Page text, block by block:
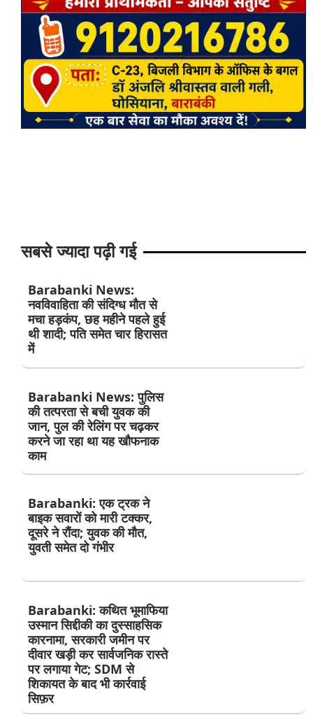
सबसे ज्यादा पढ़ी गई
Barabanki News:
नवविवाहिता की संदिग्ध मौत से
मचा हड़कंप, छह महीने पहले हुई
थी शादी; पति समेत चार हिरासत
में
Barabanki News: पुलिस
की तत्परता से बची युवक की
जान, पुल की रेलिंग पर चढ़कर
करने जा रहा था यह खौफनाक
काम
Barabanki: एक ट्रक ने
बाइक सवारों को मारी टक्कर,
दूसरे ने रौंदा; युवक की मौत,
युवती समेत दो गंभीर
Barabanki: कथित भूमाफिया
उस्मान सिद्दीकी का दुस्साहसिक
कारनामा, सरकारी जमीन पर
दीवार खड़ी कर सार्वजनिक रास्ते
पर लगाया गेट; SDM से
शिकायत के बाद भी कार्रवाई
सिफ़र